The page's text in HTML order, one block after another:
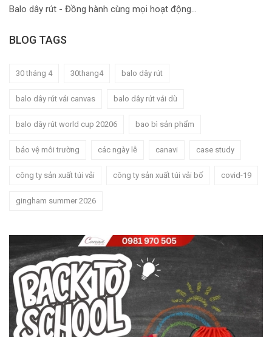
Balo dây rút - Đồng hành cùng mọi hoạt động...
BLOG TAGS
30 tháng 4 30thang4 balo dây rút
balo dây rút vải canvas balo dây rút vải dù
balo dây rút world cup 20206 bao bì sản phẩm
bảo vệ môi trường các ngày lễ canavi case study
công ty sản xuất túi vải công ty sản xuất túi vải bố covid-19
gingham summer 2026